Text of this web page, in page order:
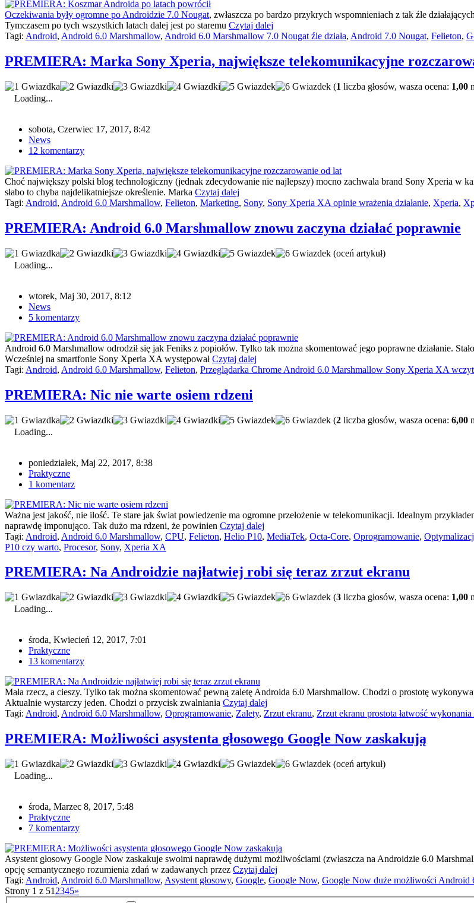
Oczekiwania były ogromne po Androidzie 7.0 Nougat, zwłaszcza po bardzo przykrych wspomnieniach z tak źle
Tymczasem po tych wszystkich latach dalej jest po staremu Czytaj dalej
Tagi: Android, Android 6.0 Marshmallow, Android 6.0 Marshmallow 7.0 Nougat źle działa, Android 7.0 Nougat, Felieton,
PREMIERA: Marka Sony Xperia, największe telekomunikacyjne
(1 liczba głosów, wasza ocena: 1,00
Loading...
sobota, Czerwiec 17, 2017, 8:42
News
12 komentarzy
Choć największy polski blog technologiczny (jednak zdecydowanie nie najlepszy) mocno zachwala brand Sony Xperia w
słabo to chyba najdelikatniejsze określenie. Marka Czytaj dalej
Tagi: Android, Android 6.0 Marshmallow, Felieton, Marketing, Sony, Sony Xperia XA opinie wrażenia działanie, Xperia,
PREMIERA: Android 6.0 Marshmallow znowu zaczyna działać poprawnie
(oceń artykuł)
Loading...
wtorek, Maj 30, 2017, 8:12
News
5 komentarzy
Android 6.0 Marshmallow odrodził się jak Feniks z popiołów. Tylko tak można skomentować jego poprawne działanie.
Wcześniej na smartfonie Sony Xperia XA występowałCzytaj dalej
Tagi: Android, Android 6.0 Marshmallow, Felieton, Przeglądarka Chrome Android 6.0 Marshmallow Sony Xperia XA
PREMIERA: Nic nie warte osiem rdzeni
(2 liczba głosów, wasza ocena: 6,00
Loading...
poniedziałek, Maj 22, 2017, 8:38
Praktyczne
1 komentarz
Ważna jest jakość, nie ilość. Te stare jak świat powiedzenie ma ogromne przełożenie w telekomunikacji. Idealnym
naprawdę imponująco. Tak dużo ma rdzeni, że powinien Czytaj dalej
Tagi: Android, Android 6.0 Marshmallow, CPU, Felieton, Helio P10, MediaTek, Octa-Core, Oprogramowanie,
P10 czy warto, Procesor, Sony, Xperia XA
PREMIERA: Na Androidzie najłatwiej robi się teraz zrzut ekranu
(3 liczba głosów, wasza ocena: 1,00
Loading...
środa, Kwiecień 12, 2017, 7:01
Praktyczne
13 komentarzy
Mała rzecz, a cieszy. Tylko tak można skomentować pewną zaletę Androida 6.0 Marshmallow. Chodzi o prostotę
Aktualnie wystarczy jeden. Chodzi o przycisk zwalniania Czytaj dalej
Tagi: Android, Android 6.0 Marshmallow, Oprogramowanie, Zalety, Zrzut ekranu, Zrzut ekranu prostota łatwość
PREMIERA: Możliwości asystenta głosowego Google Now zaskakują
(oceń artykuł)
Loading...
środa, Marzec 8, 2017, 5:48
Praktyczne
7 komentarzy
Asystent głosowy Google Now zaskakuje swoimi naprawdę dużymi możliwościami (zwłaszcza na Androidzie 6.0
opcję semantycznego rozumienia zdań w zadawanych przez Czytaj dalej
Tagi: Android, Android 6.0 Marshmallow, Asystent głosowy, Google, Google Now, Google Now duże możliwości Android
Strony 1 z 51 2345»